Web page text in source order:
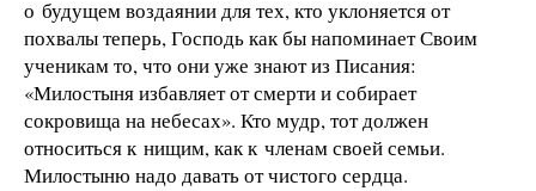
о будущем воздаянии для тех, кто уклоняется от
похвалы теперь, Господь как бы напоминает Своим
ученикам то, что они уже знают из Писания:
«Милостыня избавляет от смерти и собирает
сокровища на небесах». Кто мудр, тот должен
относиться к нищим, как к членам своей семьи.
Милостыню надо давать от чистого сердца.